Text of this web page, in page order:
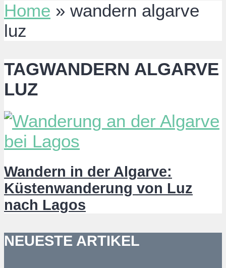
Home » wandern algarve
luz
TAGWANDERN ALGARVE
LUZ
Wandern in der Algarve:
Küstenwanderung von Luz
nach Lagos
NEUESTE ARTIKEL